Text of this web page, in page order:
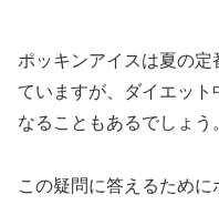
ポッキンアイスは夏の
ていますが、ダイエッ
なることもあるでしょう
この疑問に答えるため